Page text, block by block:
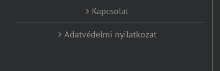
Kapcsolat
Adatvédelmi nyilatkozat